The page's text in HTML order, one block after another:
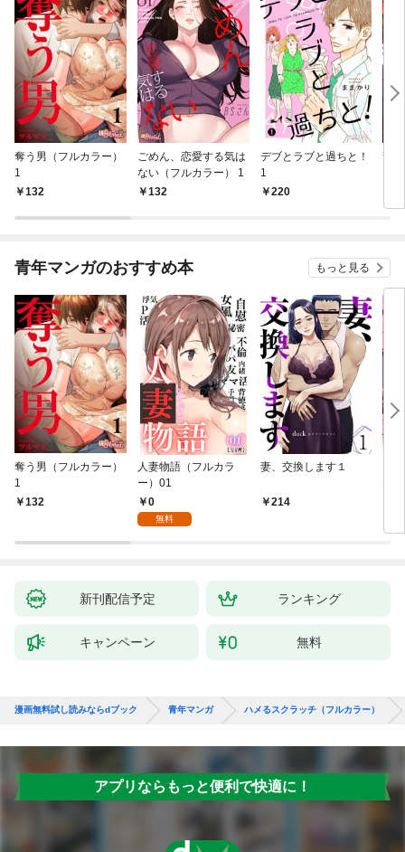
奪う男（フルカラー）
1
132
ごめん、恋愛する気は
ない（フルカラー） 1
132
デブとラブと過ちと！
1
220
龍
青年マンガのおすすめ本 もっと見る
奪う男（フルカラー）
1
132
人妻物語（フルカラ
ー）01
0
無料
妻、交換します１
214
な
新刊配信予定 ランキング
キャンペーン 無料
漫画無料試し読みならdブック 青年マンガ ハメるスクラッチ（フルカラー）
アプリならもっと便利で快適に！